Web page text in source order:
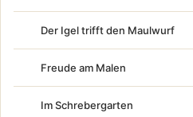
Der Igel trifft den Maulwurf
Freude am Malen
Im Schrebergarten